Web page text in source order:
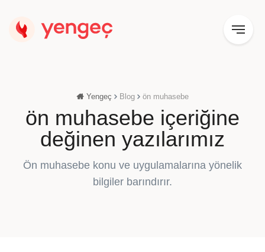
Yengeç Blog ön muhasebe
ön muhasebe içeriğine
değinen yazılarımız
Ön muhasebe konu ve uygulamalarına yönelik
bilgiler barındırır.